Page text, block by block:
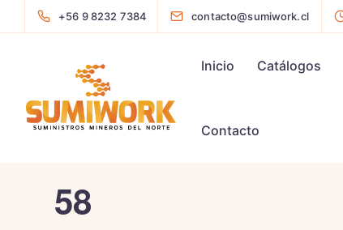
+56 9 8232 7384 contacto@sumiwork.cl
Inicio Catálogos
Contacto
58